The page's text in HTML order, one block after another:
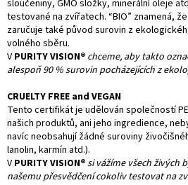
sloučeniny, GMO složky, minerální oleje
testované na zvířatech. “BIO” znamená,
zaručuje také původ surovin z
volného sběru.
V PURITY VISION® chceme, aby takto
alespoň 90 % surovin pocházejících z
CRUELTY FREE and VEGAN
Tento certifikát je udělován společností
našich produktů, ani jeho ingredience,
navíc neobsahují žádné suroviny
lanolin, karmín atd.).
V PURITY VISION®si vážíme všech živých
našemu přesvědčení cokoliv testovat na